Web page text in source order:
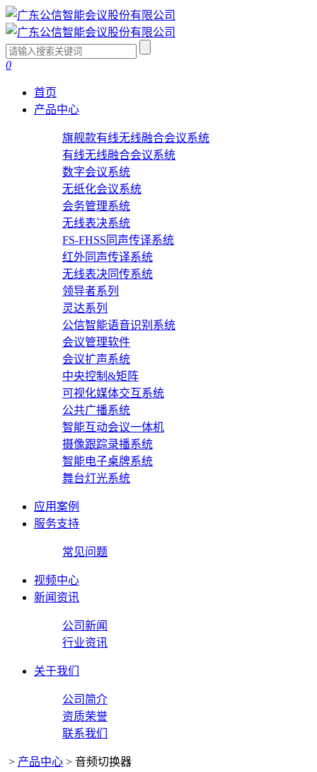
0
首页
产品中心
旗舰款有线无线融合会议系统
有线无线融合会议系统
数字会议系统
无纸化会议系统
会务管理系统
无线表决系统
FS-FHSS同声传译系统
红外同声传译系统
无线表决同传系统
领导者系列
灵达系列
公信智能语音识别系统
会议管理软件
会议扩声系统
中央控制&矩阵
可视化媒体交互系统
公共广播系统
智能互动会议一体机
摄像跟踪录播系统
智能电子桌牌系统
舞台灯光系统
应用案例
服务支持
常见问题
视频中心
新闻资讯
公司新闻
行业资讯
关于我们
公司简介
资质荣誉
联系我们
> 产品中心 > 音频切换器